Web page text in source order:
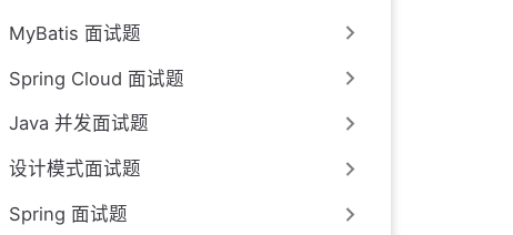
MyBatis 面试题
Spring Cloud 面试题
Java 并发面试题
设计模式面试题
Spring 面试题